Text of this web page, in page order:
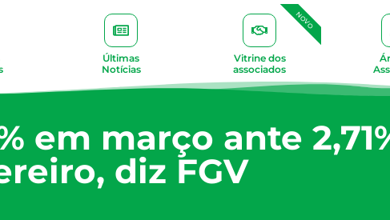
Últimas
Notícias
Vitrine dos
associados
NOVO
em março ante
diz FGV